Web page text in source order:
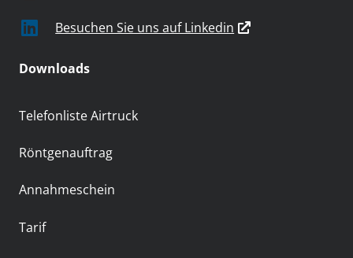
Besuchen Sie uns auf Linkedin
Downloads
Telefonliste Airtruck
Röntgenauftrag
Annahmeschein
Tarif